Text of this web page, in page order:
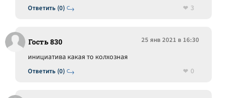
Ответить (0)
3
Гость 830 25 янв 2021 в 16:30
Ответить (0)
инициатива какая то колхозная
0